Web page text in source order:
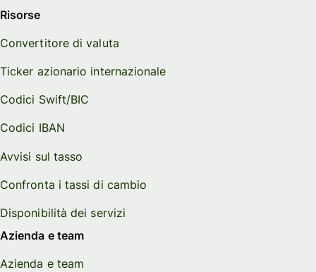
Risorse
Convertitore di valuta
Ticker azionario internazionale
Codici Swift/BIC
Codici IBAN
Avvisi sul tasso
Confronta i tassi di cambio
Disponibilità dei servizi
Azienda e team
Azienda e team